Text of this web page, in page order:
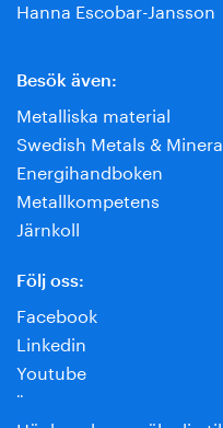
Hanna Escobar-Jansson
Besök även:
Metalliska material
Swedish Metals &
Energihandboken
Metallkompetens
Järnkoll
Följ oss:
Facebook
Linkedin
Youtube
¨